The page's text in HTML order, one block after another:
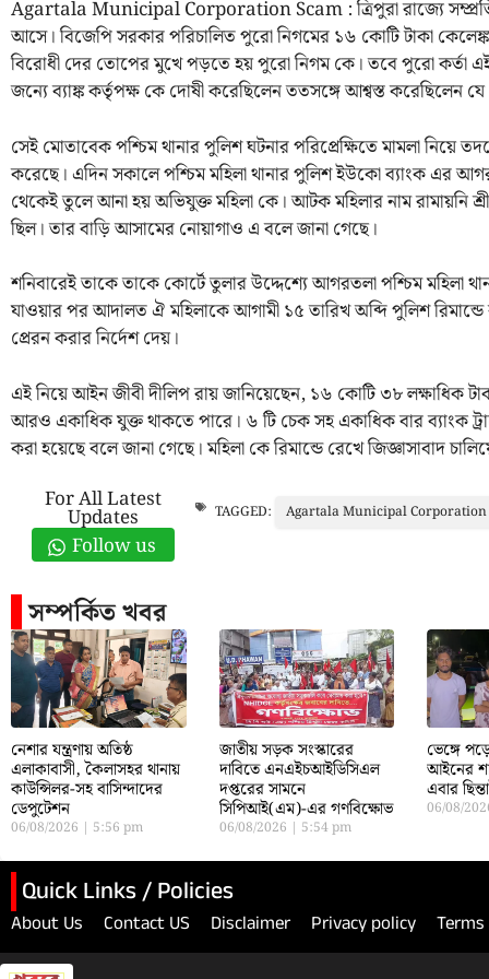
Agartala Municipal Corporation Scam : ত্রিপুরা রাজ্যে সম্প্রতি
আসে। বিজেপি সরকার পরিচালিত পুরো নিগমের ১৬ কোটি টাকা
বিরোধী দের তোপের মুখে পড়তে হয় পুরো নিগম কে। তবে পুরো কর্তা এই
জন্যে ব্যাঙ্ক কর্তৃপক্ষ কে দোষী করেছিলেন ততসঙ্গে আশ্বস্ত করেছিলেন
সেই মোতাবেক পশ্চিম থানার পুলিশ ঘটনার পরিপ্রেক্ষিতে মামলা নিয়ে
করেছে। এদিন সকালে পশ্চিম মহিলা থানার পুলিশ ইউকো ব্যাংক এর
থেকেই তুলে আনা হয় অভিযুক্ত মহিলা কে। আটক মহিলার নাম রামায়নি
ছিল। তার বাড়ি আসামের নোয়াগাও এ বলে জানা গেছে।
শনিবারেই তাকে তাকে কোর্টে তুলার উদ্দেশ্যে আগরতলা পশ্চিম মহিলা
যাওয়ার পর আদালত ঐ মহিলাকে আগামী ১৫ তারিখ অব্দি পুলিশ রিমান্ডে
প্রেরন করার নির্দেশ দেয়।
এই নিয়ে আইন জীবী দীলিপ রায় জানিয়েছেন, ১৬ কোটি ৩৮ লক্ষাধিক
আরও একাধিক যুক্ত থাকতে পারে। ৬ টি চেক সহ একাধিক বার ব্যাংক
করা হয়েছে বলে জানা গেছে। মহিলা কে রিমান্ডে রেখে জিজ্ঞাসাবাদ
For All Latest
Updates
Follow us
TAGGED: Agartala Municipal Corporation
সম্পর্কিত খবর
নেশার যন্ত্রণায় অতিষ্ঠ
এলাকাবাসী, কৈলাসহর থানায়
কাউন্সিলর-সহ বাসিন্দাদের
ডেপুটেশন
06/08/2026 5:56 pm
জাতীয় সড়ক সংস্কারের
দাবিতে এনএইচআইডিসিএল
দপ্তরের সামনে
সিপিআই(এম)-এর গণবিক্ষোভ
06/08/2026 5:54 pm
ভেঙ্গে
আইনের
এবার
06/08/
Quick Links / Policies
About Us Contact US Disclaimer Privacy policy